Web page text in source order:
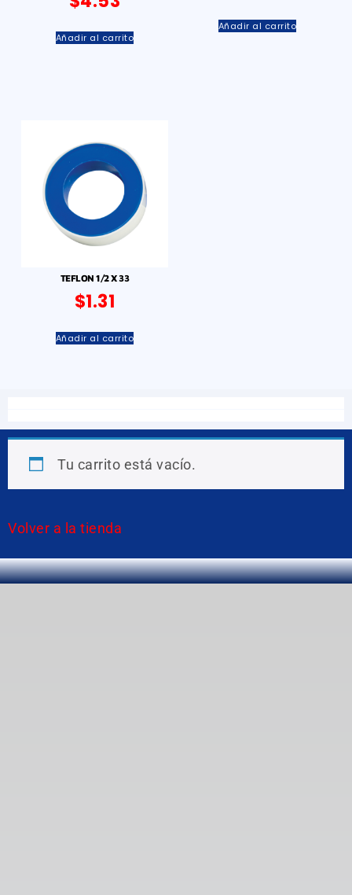
Añadir al carrito
Añadir al carrito
TEFLON 1/2 X 33
$1.31
Añadir al carrito
Tu carrito está vacío.
Volver a la tienda